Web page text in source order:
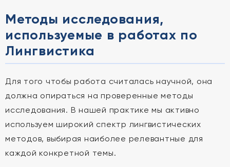
Методы исследования,
используемые в работах по
Лингвистика
Для того чтобы работа считалась научной, она
должна опираться на проверенные методы
исследования. В нашей практике мы активно
используем широкий спектр лингвистических
методов, выбирая наиболее релевантные для
каждой конкретной темы.